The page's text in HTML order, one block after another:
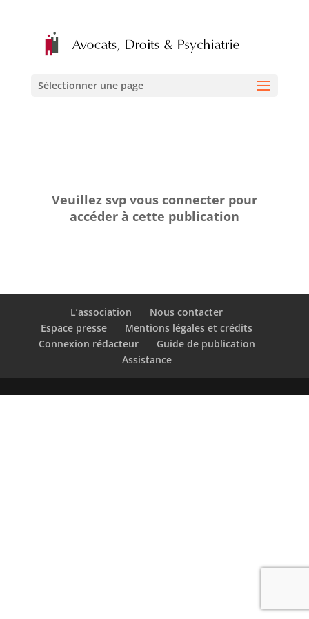
Sélectionner une page
Veuillez svp vous connecter pour
accéder à cette publication
L’association
Nous contacter
Espace presse
Mentions légales et crédits
Connexion rédacteur
Guide de publication
Assistance